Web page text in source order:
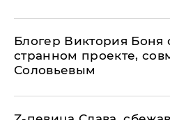
Блогер Виктория Боня
странном проекте,
Соловьевым